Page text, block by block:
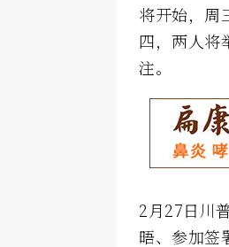
将开始，周
四，两人将
注。
2月27日川
晤、参加签